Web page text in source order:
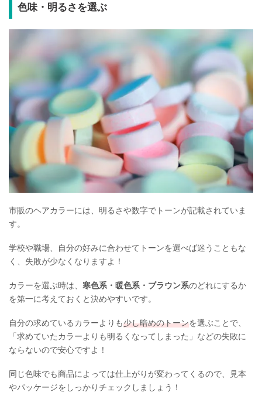
色味・明るさを選ぶ
市販のヘアカラーには、明るさや数字でトーンが記載されていま
す。
学校や職場、自分の好みに合わせてトーンを選べば迷うこともな
く、失敗が少なくなりますよ！
カラーを選ぶ時は、 寒色系・暖色系・ブラウン系のどれにするか
を第一に考えておくと決めやすいです。
自分の求めているカラーよりも少し暗めのトーンを選ぶことで、
「求めていたカラーよりも明るくなってしまった」などの失敗に
ならないので安心ですよ！
同じ色味でも商品によっては仕上がりが変わってくるので、見本
やパッケージをしっかりチェックしましょう！